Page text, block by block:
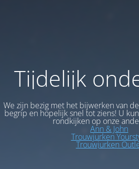
Tijdelijk
We zijn bezig met het bijwerken van de
begrip en hopelijk snel tot ziens! U
rondkijken op onze
Ann & John
Trouwjurken
Trouwjurken